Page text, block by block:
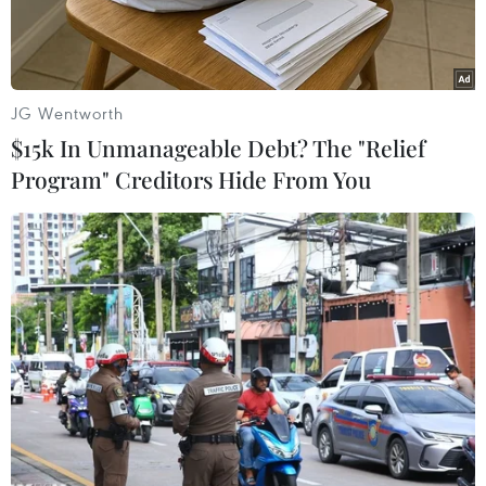
Hành khách đeo khẩu trang đề phòng lây nhiễm virus corona
chủng mới tại một nhà ga ở Thượng Hải, Trung Quốc ngày
2/2/2020. (Ảnh: ANI/TTXVN)
Theo phóng viên TTXVN tại Phnom Penh, Bộ Y
tế Campuchia ngày 10/2 ra thông báo ông Giả
JG Wentworth
$15k In Unmanageable Debt? The "Relief
Program" Creditors Hide From You